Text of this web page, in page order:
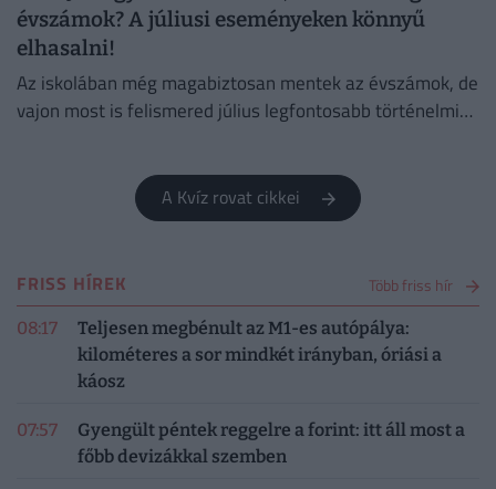
évszámok? A júliusi eseményeken könnyű
elhasalni!
Az iskolában még magabiztosan mentek az évszámok, de
vajon most is felismered július legfontosabb történelmi
A Kvíz rovat cikkei
FRISS HÍREK Több friss hír
08:17
Teljesen megbénult az M1-es autópálya:
kilométeres a sor mindkét irányban, óriási a
káosz
07:57
Gyengült péntek reggelre a forint: itt áll most a
főbb devizákkal szemben